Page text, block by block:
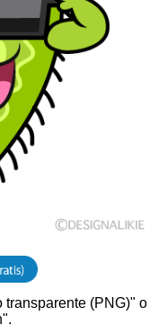
transparente (PNG)" o